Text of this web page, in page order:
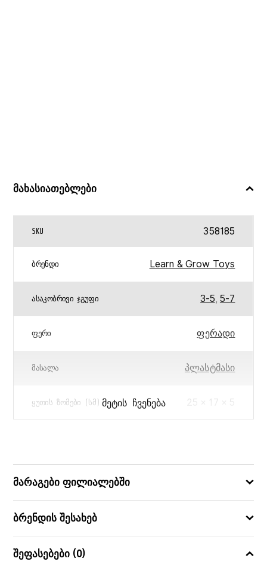
მახასიათებლები
SKU 358185
ᲑᲠᲔᲜᲓᲘ Learn & Grow Toys
ᲐᲡᲐᲙᲝᲑᲠᲘᲕᲘ ᲯᲒᲣᲤᲘ 3-5, 5-7
ᲤᲔᲠᲘ ფერადი
ᲛᲐᲡᲐᲚᲐ პლასტმასი
ᲧᲣᲗᲘᲡ ᲖᲝᲛᲔᲑᲘ (ᲡᲛ) 25 × 17 × 5
ᲛᲔᲢᲘᲡ ᲩᲕᲔᲜᲔᲑᲐ
მარაგები ფილიალებში
ბრენდის შესახებ
შეფასებები (0)